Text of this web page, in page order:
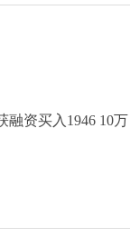
融资买入1946 10万